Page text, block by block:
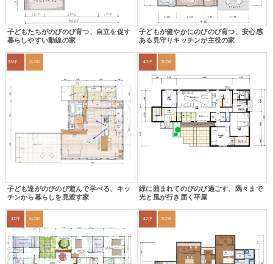
子どもたちがのびのび育つ、自立を促す
暮らしやすい動線の家
子どもが健やかにのびのび育つ、安心感
ある見守りキッチンが主役の家
33坪～36坪 3LDK
子ども達がのびのび遊んで学べる、キッ
チンから暮らしを見渡す家
40坪 3LDK
緑に囲まれてのびのび過ごす、隅々まで
光と風が行き届く平屋
42坪 4LDK 42坪 3LDK